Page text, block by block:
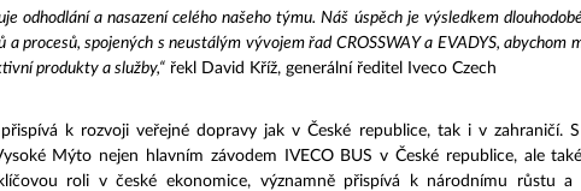
odhodlání a nasazení celého našeho týmu. Náš úspěch je výsledkem
procesů, spojených s neustálým vývojem řad CROSSWAY a EVADYS, abychom
produkty a služby,“ řekl David Kříž, generální ředitel Iveco Czech
k rozvoji veřejné dopravy jak v České republice, tak i v zahraničí.
Mýto nejen hlavním závodem IVECO BUS v České republice, ale
roli v české ekonomice, významně přispívá k národnímu růstu a